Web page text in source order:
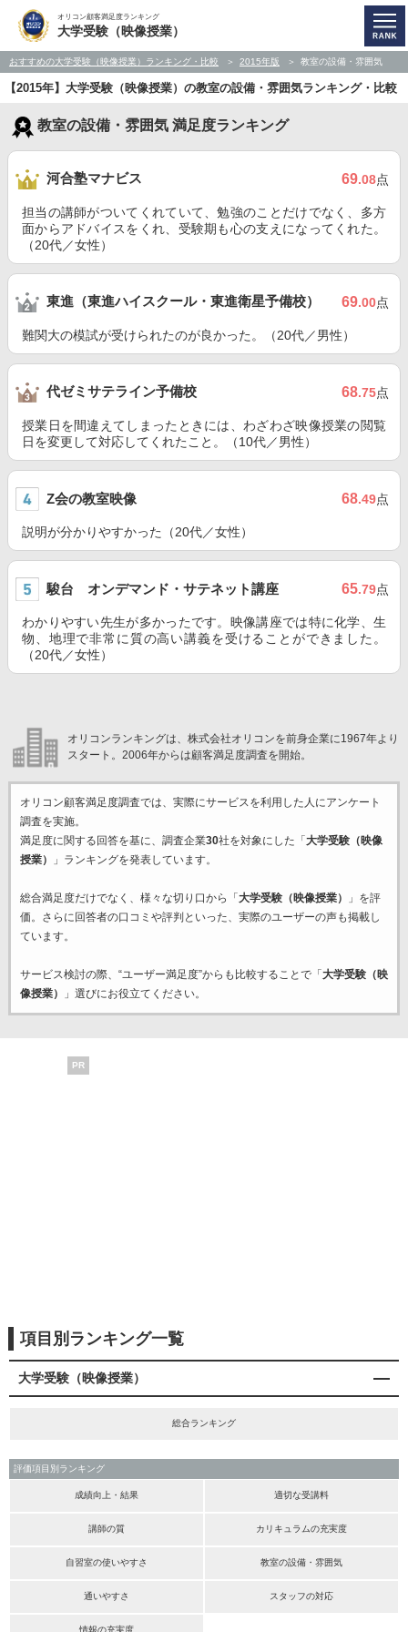
オリコン顧客満足度ランキング
大学受験（映像授業）
おすすめの大学受験（映像授業）ランキング・比較 2015年版 教室の設備・雰囲気
【2015年】大学受験（映像授業）の教室の設備・雰囲気ランキング・比較
教室の設備・雰囲気 満足度ランキング
河合塾マナビス 69.08点
担当の講師がついてくれていて、勉強のことだけでなく、多方
面からアドバイスをくれ、受験期も心の支えになってくれた。
（20代／女性）
東進（東進ハイスクール・東進衛星予備校） 69.00点
難関大の模試が受けられたのが良かった。（20代／男性）
代ゼミサテライン予備校 68.75点
授業日を間違えてしまったときには、わざわざ映像授業の閲覧
日を変更して対応してくれたこと。（10代／男性）
Z会の教室映像 68.49点
説明が分かりやすかった（20代／女性）
駿台 オンデマンド・サテネット講座 65.79点
わかりやすい先生が多かったです。映像講座では特に化学、生
物、地理で非常に質の高い講義を受けることができました。
（20代／女性）
オリコンランキングは、株式会社オリコンを前身企業に1967年より
スタート。2006年からは顧客満足度調査を開始。
オリコン顧客満足度調査では、実際にサービスを利用した 人にアンケート
調査を実施。
満足度に関する回答を基に、調査企業30社を対象にした「 大学受験（映像
授業）
」ランキングを発表しています。
総合満足度だけでなく、様々な切り口から「 大学受験（映像授業）
」を評
価。さらに回答者の口コミや評判といった、実際のユーザーの声も掲載し
ています。
サービス検討の際、“ユーザー満足度”からも比較することで「 大学受験（映
像授業）
」選びにお役立てください。
PR
項目別ランキング一覧
大学受験（映像授業）
総合ランキング
評価項目別ランキング
成績向上・結果 適切な受講料
講師の質 カリキュラムの充実度
自習室の使いやすさ 教室の設備・雰囲気
通いやすさ スタッフの対応
情報の充実度